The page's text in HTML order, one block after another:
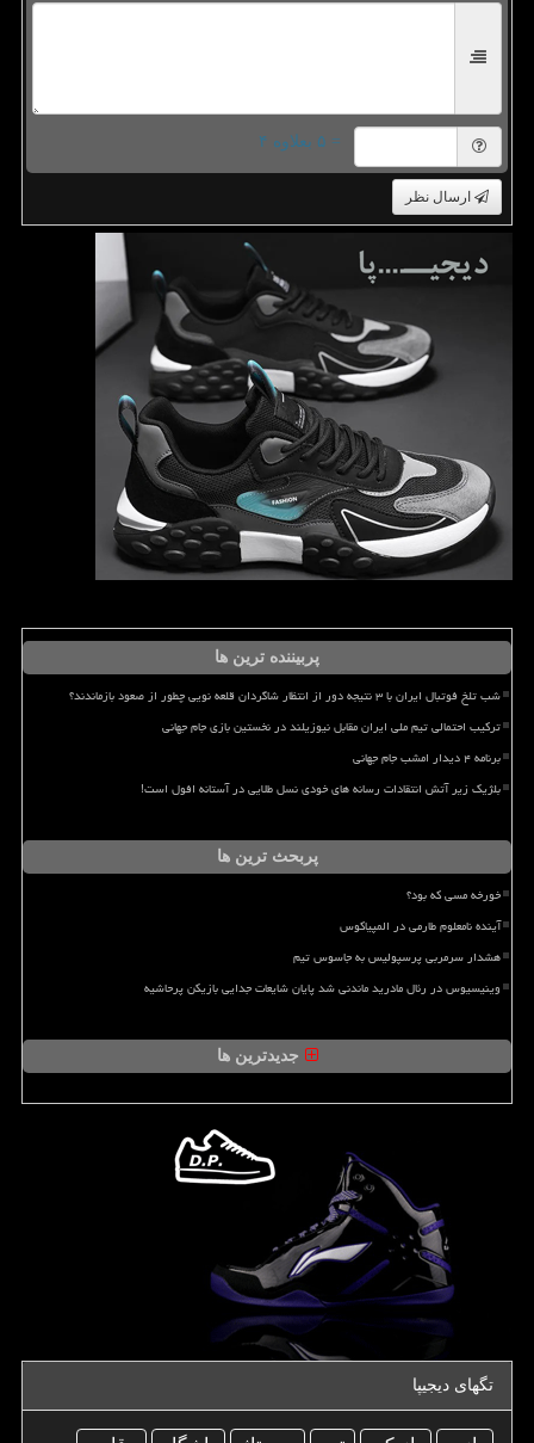
= ۵ بعلاوه ۴
ارسال نظر
پربیننده ترین ها
شب تلخ فوتبال ایران با ۳ نتیجه دور از انتظار شاگردان قلعه نویی چطور از صعود بازماندند؟
ترکیب احتمالی تیم ملی ایران مقابل نیوزیلند در نخستین بازی جام جهانی
برنامه ۴ دیدار امشب جام جهانی
بلژیک زیر آتش انتقادات رسانه های خودی نسل طلایی در آستانه افول است!
پربحث ترین ها
خورخه مسی که بود؟
آینده نامعلوم طارمی در المپیاکوس
هشدار سرمربی پرسپولیس به جاسوس تیم
وینیسیوس در رئال مادرید ماندنی شد پایان شایعات جدایی بازیکن پرحاشیه
جدیدترین ها
تگهای دیجیپا